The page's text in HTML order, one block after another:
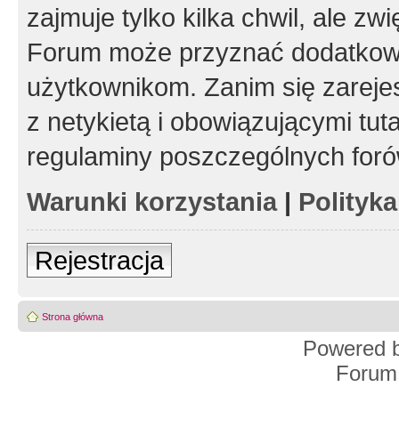
zajmuje tylko kilka chwil, ale
Forum może przyznać
użytkownikom. Zanim się
z netykietą i obowiązującymi
regulaminy poszczególnych
Warunki korzystania|
Rejestracja
Strona główna
Powered